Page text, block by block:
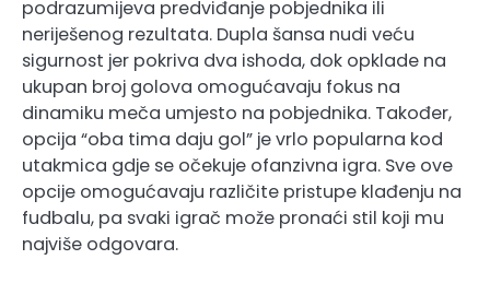
podrazumijeva predviđanje pobjednika ili
neriješenog rezultata. Dupla šansa nudi veću
sigurnost jer pokriva dva ishoda, dok opklade na
ukupan broj golova omogućavaju fokus na
dinamiku meča umjesto na pobjednika. Također,
opcija “oba tima daju gol” je vrlo popularna kod
utakmica gdje se očekuje ofanzivna igra. Sve ove
opcije omogućavaju različite pristupe klađenju na
fudbalu, pa svaki igrač može pronaći stil koji mu
najviše odgovara.